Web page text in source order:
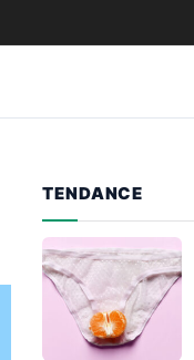
TENDANCE